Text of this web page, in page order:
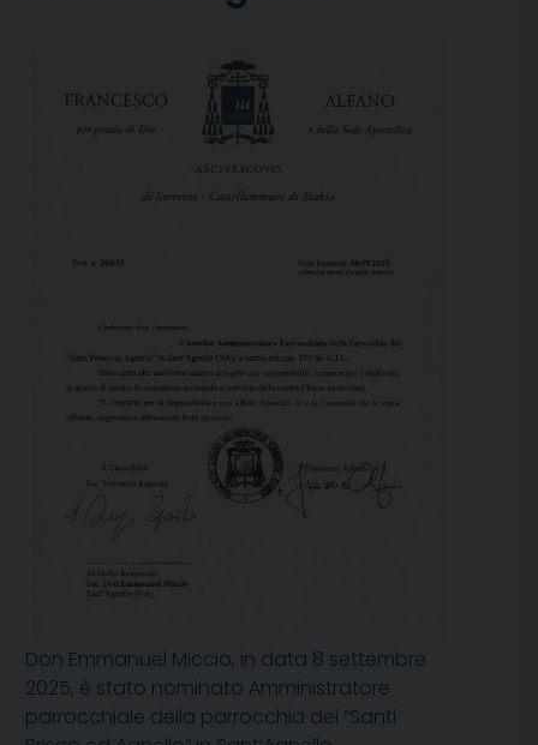
Don Emmanuel Miccio, in data 8 settembre
2025, è stato nominato Amministratore
parrocchiale della parrocchia dei “Santi